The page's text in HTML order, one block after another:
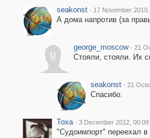
seakonst · 17 November
А дома напротив (за
g
george_moscow · 21
Стояли, стояли. Их
seakonst · 21
Спасибо.
Toxa · 3 December 2012, 00:09
"Судоимпорт" переехал